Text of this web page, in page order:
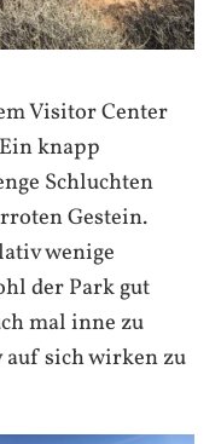
Visitor Center
knapp
Schluchten
Gestein.
wenige
der Park gut
mal inne zu
sich wirken zu